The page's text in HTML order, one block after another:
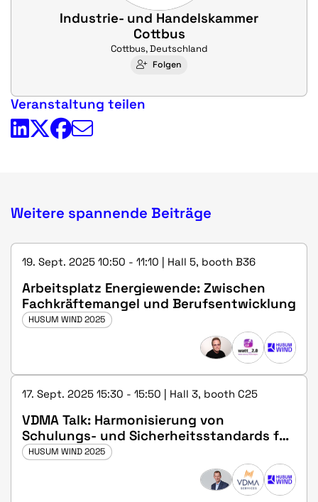
Industrie- und Handelskammer
Cottbus
Cottbus, Deutschland
Folgen
Veranstaltung teilen
Weitere spannende Beiträge
19. Sept. 2025 10:50 - 11:10 | Hall 5, booth B36
Arbeitsplatz Energiewende: Zwischen
Fachkräftemangel und Berufsentwicklung
HUSUM WIND 2025
17. Sept. 2025 15:30 - 15:50 | Hall 3, booth C25
VDMA Talk: Harmonisierung von
Schulungs- und Sicherheitsstandards für
den Transport von Windkraftanlagen
HUSUM WIND 2025